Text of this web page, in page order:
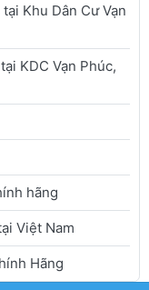
Khu Dân Cư Vạn
KDC Vạn Phúc,
hãng
Việt Nam
Hãng